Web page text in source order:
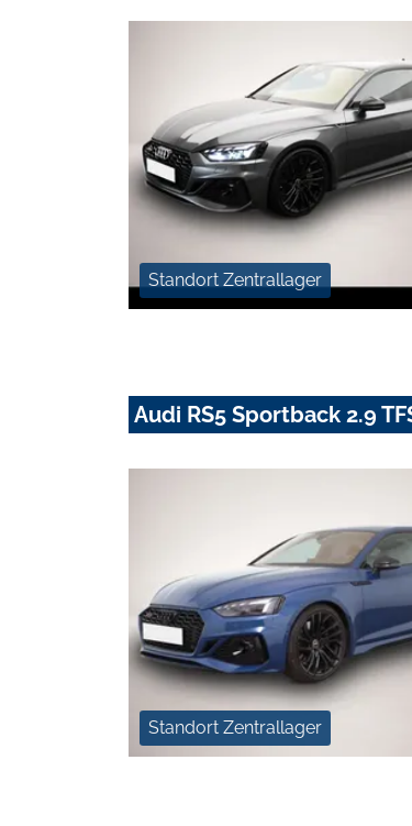
Standort Zentrallager
Audi RS5 Sportback 2.9
Standort Zentrallager